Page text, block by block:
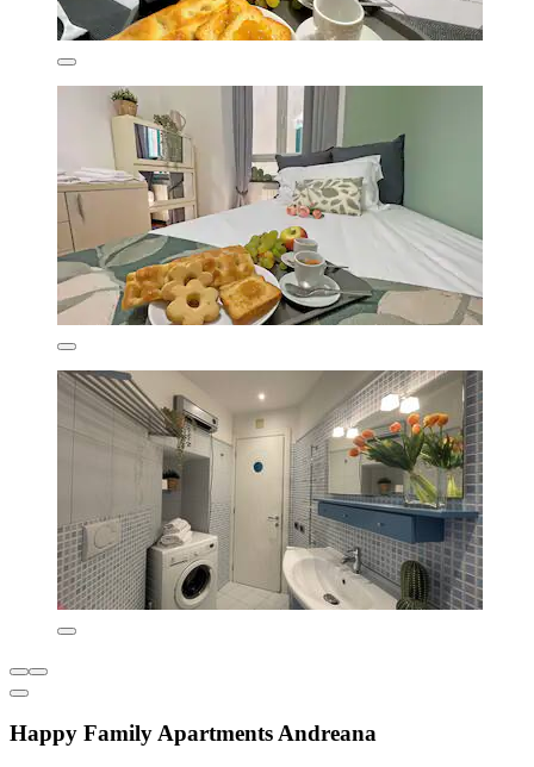
Happy Family Apartments Andreana